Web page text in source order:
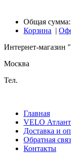
Общая сумма:
Корзина |
Интернет-магазин
Москва
Тел.
Главная
VELO
Доставка и
Обратная
Контакты